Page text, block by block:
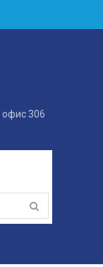
офис 306